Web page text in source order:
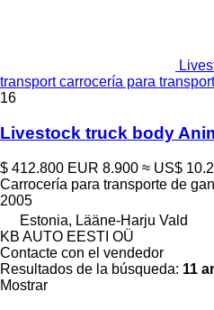
transport carrocería para
16
Livestock truck body
$ 412.800 EUR 8.900 ≈ US$
Carrocería para transporte de
2005
Estonia, Lääne-Harju Vald
KB AUTO EESTI OÜ
Contacte con el vendedor
Resultados de la búsqueda: 11
Mostrar